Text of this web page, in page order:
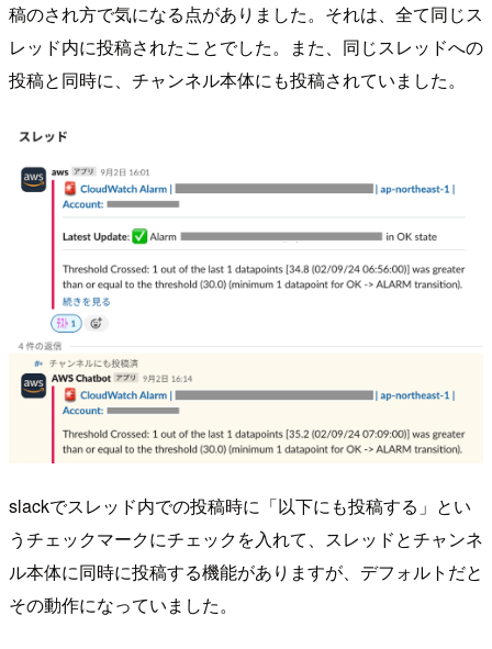
稿のされ方で気になる点がありました。それは、全て同じス
レッド内に投稿されたことでした。また、同じスレッドへの
投稿と同時に、チャンネル本体にも投稿されていました。
slackでスレッド内での投稿時に「以下にも投稿する」とい
うチェックマークにチェックを入れて、スレッドとチャンネ
ル本体に同時に投稿する機能がありますが、デフォルトだと
その動作になっていました。